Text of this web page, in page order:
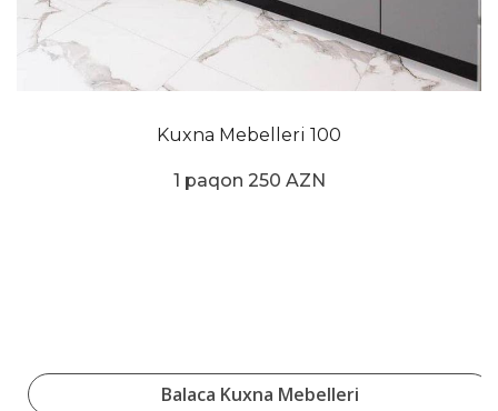
Kuxna Mebelleri 100
1 paqon 250 AZN
Balaca Kuxna Mebelleri